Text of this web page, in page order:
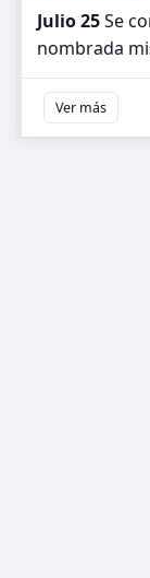
Julio 25Se
nombrada
Ver más